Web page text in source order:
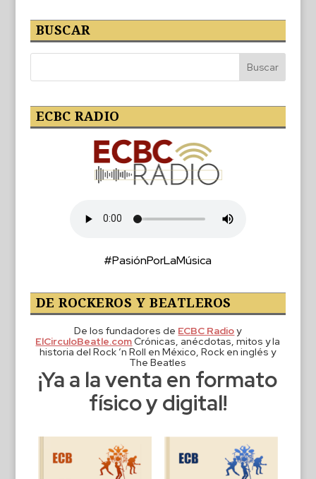
BUSCAR
ECBC RADIO
#PasiónPorLaMúsica
DE ROCKEROS Y BEATLEROS
De los fundadores de ECBC Radioy
ElCirculoBeatle.comCrónicas, anécdotas, mitos y la
historia del Rock ‘n Roll en México, Rock en inglés y
The Beatles
¡Ya a la venta en formato
físico y digital!